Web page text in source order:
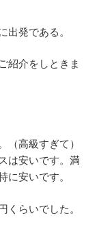
出発である。
紹介をしときま
（高級すぎて）
は安いです。満
に安いです。
くらいでした。